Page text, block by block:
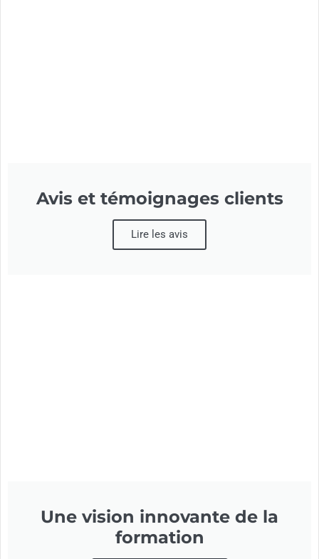
Avis et témoignages clients
Lire les avis
Une vision innovante de la
formation